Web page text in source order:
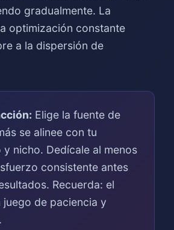
gradualmente. La
optimización constante
a la dispersión de
Elige la fuente de
se alinee con tu
y nicho. Dedícale al menos
consistente antes
Recuerda: el
de paciencia y